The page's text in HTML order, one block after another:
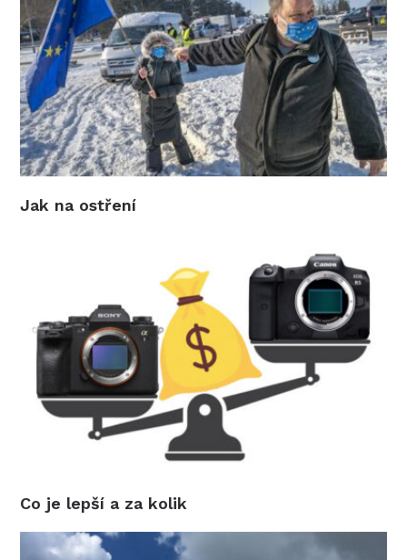
Jak na ostření
Co je lepší a za kolik